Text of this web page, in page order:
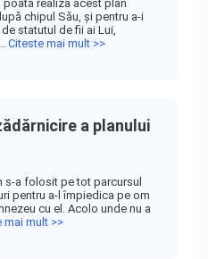
realiza acest plan
chipul Său, și pentru a-i
statutul de fii ai Lui,
Citeste mai mult >>
a planului
s-a folosit pe tot parcursul
pentru a-l împiedica pe om
cu el. Acolo unde nu a
mai mult >>